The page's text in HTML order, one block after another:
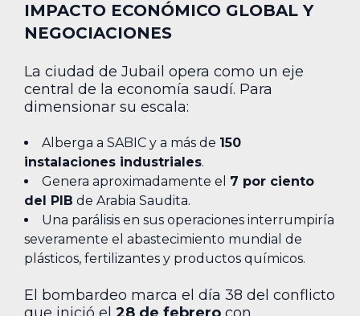
IMPACTO ECONÓMICO GLOBAL Y
NEGOCIACIONES
La ciudad de Jubail opera como un eje
central de la economía saudí. Para
dimensionar su escala:
Alberga a SABIC y a más de 150
instalaciones industriales.
Genera aproximadamente el 7 por ciento
del PIB de Arabia Saudita.
Una parálisis en sus operaciones interrumpiría
severamente el abastecimiento mundial de
plásticos, fertilizantes y productos químicos.
El bombardeo marca el día 38 del conflicto